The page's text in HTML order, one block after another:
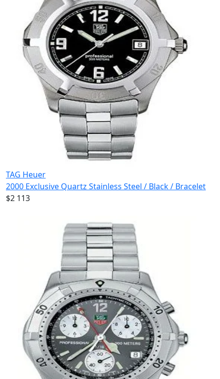
TAG Heuer
2000 Exclusive Quartz Stainless Steel / Black / Bracelet
$2 113